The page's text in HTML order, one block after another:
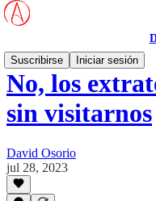
Suscribirse
Iniciar sesión
No, los
sin visitarnos
David Osorio
jul 28, 2023